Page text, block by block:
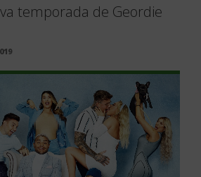
temporada de Geordie